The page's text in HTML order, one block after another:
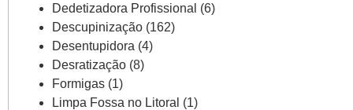
Dedetizadora Profissional (6)
Descupinização (162)
Desentupidora (4)
Desratização (8)
Formigas (1)
Limpa Fossa no Litoral (1)